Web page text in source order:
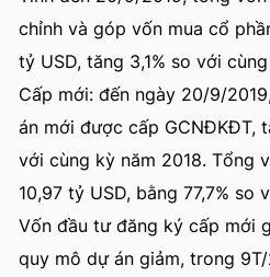
chỉnh và góp vốn mua cổ
tỷ USD, tăng 3,1% so với
Cấp mới: đến ngày 20/9/
án mới được cấp GCNĐKĐT,
với cùng kỳ năm 2018. Tổng
10,97 tỷ USD, bằng 77,7% so
Vốn đầu tư đăng ký cấp mới
quy mô dự án giảm, trong